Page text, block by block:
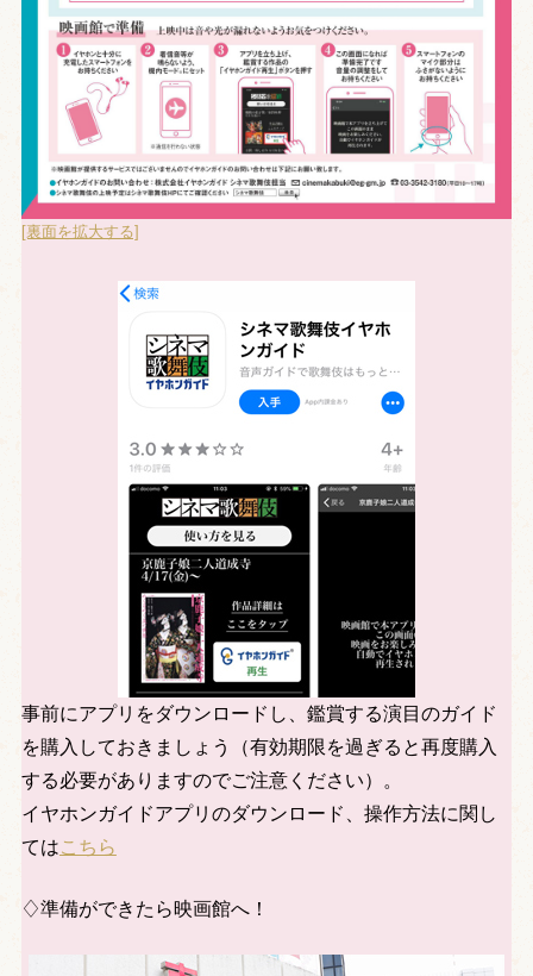
[裏面を拡大する]
事前にアプリをダウンロードし、鑑賞する演目のガイド
を購入しておきましょう（有効期限を過ぎると再度購入
する必要がありますのでご注意ください）。
イヤホンガイドアプリのダウンロード、操作方法に関し
てはこちら
♢準備ができたら映画館へ！